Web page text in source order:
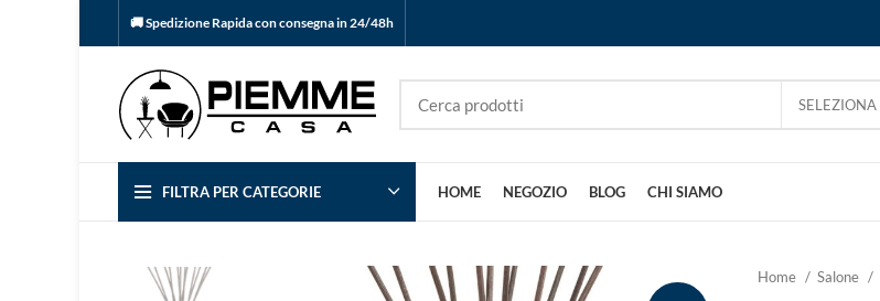
🚚 Spedizione Rapida con consegna in 24/48h
FILTRA PER CATEGORIE HOME NEGOZIO BLOG CHI SIAMO
Home Salone